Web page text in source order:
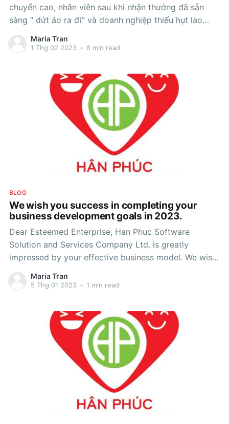
chuyển cao, nhân viên sau khi nhận thưởng đã sẵn
sàng “ dứt áo ra đi” và doanh nghiệp thiếu hụt lao
động, việc tuyển dụng nhanh – nhiều – nhưng chất
lượng là bài toán mà hiện nay các HR
Maria Tran
1 Thg 02 2023 • 8 min read
BLOG
We wish you success in completing your
business development goals in 2023.
Dear Esteemed Enterprise, Han Phuc Software
Solution and Services Company Ltd. is greatly
impressed by your effective business model. We wish
you success in completing your business
development goals in 2023. Nowadays, personnel
flexibly apply
Maria Tran
5 Thg 01 2023 • 1 min read